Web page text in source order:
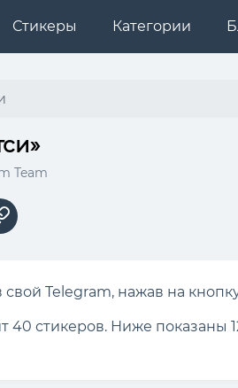
Стикеры Категории
Team
Telegram, нажав на
40 стикеров. Ниже показаны